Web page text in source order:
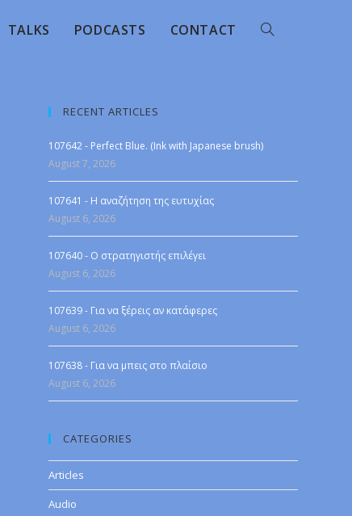
TALKS PODCASTS CONTACT
RECENT ARTICLES
107642 - Perfect Blue. (Ink with Japanese brush)
August 7, 2026
107641 - Η αναζήτηση της ευτυχίας
August 6, 2026
107640 - Ο στρατηγιστής επιλέγει
August 6, 2026
107639 - Για να ξέρεις αν κατάφερες
August 6, 2026
107638 - Για να μπεις στο πλαίσιο
August 6, 2026
CATEGORIES
Articles
Audio